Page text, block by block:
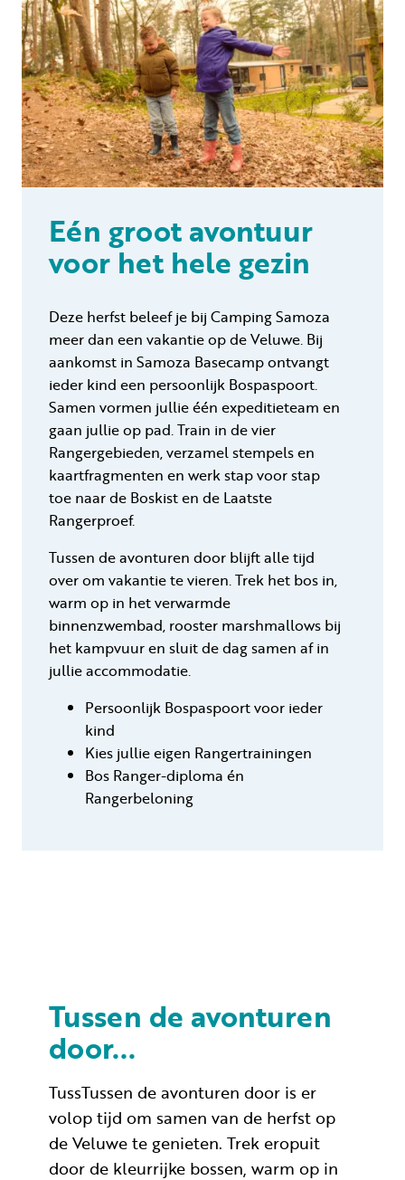
Eén groot avontuur
voor het hele gezin
Deze herfst beleef je bij Camping Samoza
meer dan een vakantie op de Veluwe. Bij
aankomst in Samoza Basecamp ontvangt
ieder kind een persoonlijk Bospaspoort.
Samen vormen jullie één expeditieteam en
gaan jullie op pad. Train in de vier
Rangergebieden, verzamel stempels en
kaartfragmenten en werk stap voor stap
toe naar de Boskist en de Laatste
Rangerproef.
Tussen de avonturen door blijft alle tijd
over om vakantie te vieren. Trek het bos in,
warm op in het verwarmde
binnenzwembad, rooster marshmallows bij
het kampvuur en sluit de dag samen af in
jullie accommodatie.
Persoonlijk Bospaspoort voor ieder
kind
Kies jullie eigen Rangertrainingen
Bos Ranger-diploma én
Rangerbeloning
Tussen de avonturen
door...
TussTussen de avonturen door is er
volop tijd om samen van de herfst op
de Veluwe te genieten. Trek eropuit
door de kleurrijke bossen, warm op in